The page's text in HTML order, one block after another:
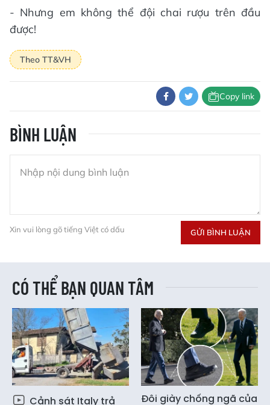
- Nhưng em không thể đội chai rượu trên đầu
được!
Theo TT&VH
Copy link
BÌNH LUẬN
Xin vui lòng gõ tiếng Việt có dấu GỬI BÌNH LUẬN
CÓ THỂ BẠN QUAN TÂM
Cảnh sát Italy trả Đôi giày chống ngã của